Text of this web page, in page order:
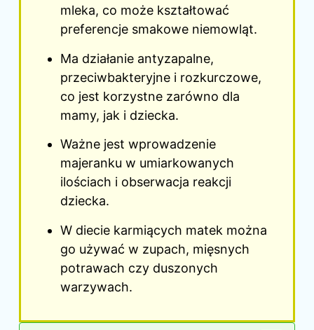
mleka, co może kształtować
preferencje smakowe niemowląt.
Ma działanie antyzapalne,
przeciwbakteryjne i rozkurczowe,
co jest korzystne zarówno dla
mamy, jak i dziecka.
Ważne jest wprowadzenie
majeranku w umiarkowanych
ilościach i obserwacja reakcji
dziecka.
W diecie karmiących matek można
go używać w zupach, mięsnych
potrawach czy duszonych
warzywach.